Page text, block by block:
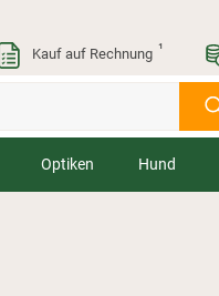
Kauf auf Rechnung ¹
Optiken Hund